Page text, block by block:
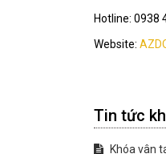
Hotline: 0938
Website:
Tin tức
Khóa vân